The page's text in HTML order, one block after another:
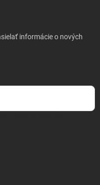
informácie o nových